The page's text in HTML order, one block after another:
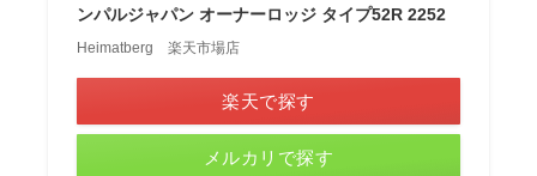
ンパルジャパン オーナーロッジ タイプ52R 2252
Heimatberg 楽天市場店
楽天で探す
メルカリで探す